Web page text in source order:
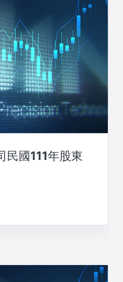
民國111年股東